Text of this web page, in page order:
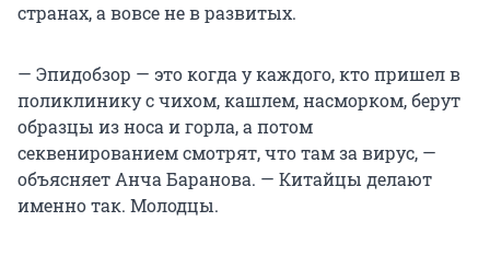
странах, а вовсе не в развитых.
— Эпидобзор — это когда у каждого, кто пришел в
поликлинику с чихом, кашлем, насморком, берут
образцы из носа и горла, а потом
секвенированием смотрят, что там за вирус, —
объясняет Анча Баранова. — Китайцы делают
именно так. Молодцы.